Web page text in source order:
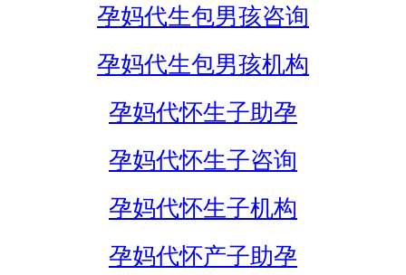
孕妈代生包男孩咨询
孕妈代生包男孩机构
孕妈代怀生子助孕
孕妈代怀生子咨询
孕妈代怀生子机构
孕妈代怀产子助孕